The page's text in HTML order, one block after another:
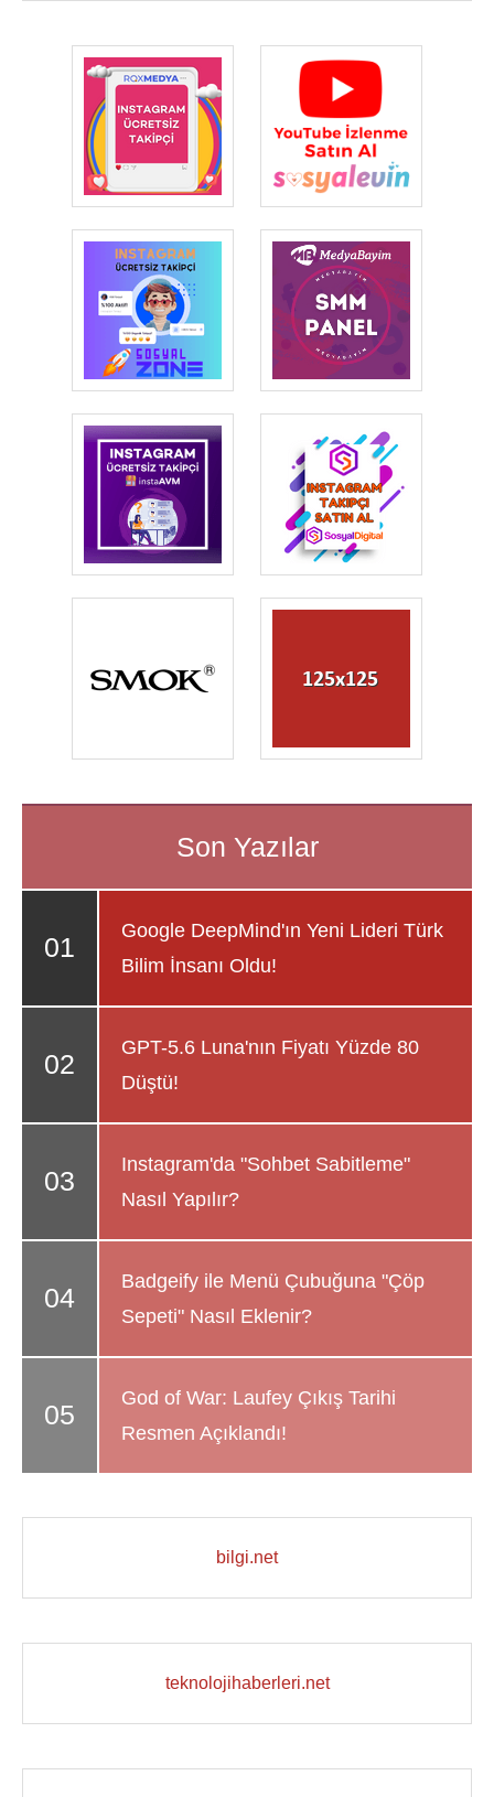
Google DeepMind'ın Yeni Lideri Türk
Bilim İnsanı Oldu!
GPT-5.6 Luna'nın Fiyatı Yüzde 80
Düştü!
Instagram'da "Sohbet Sabitleme"
Nasıl Yapılır?
Badgeify ile Menü Çubuğuna "Çöp
Sepeti" Nasıl Eklenir?
God of War: Laufey Çıkış Tarihi
Resmen Açıklandı!
bilgi.net
teknolojihaberleri.net